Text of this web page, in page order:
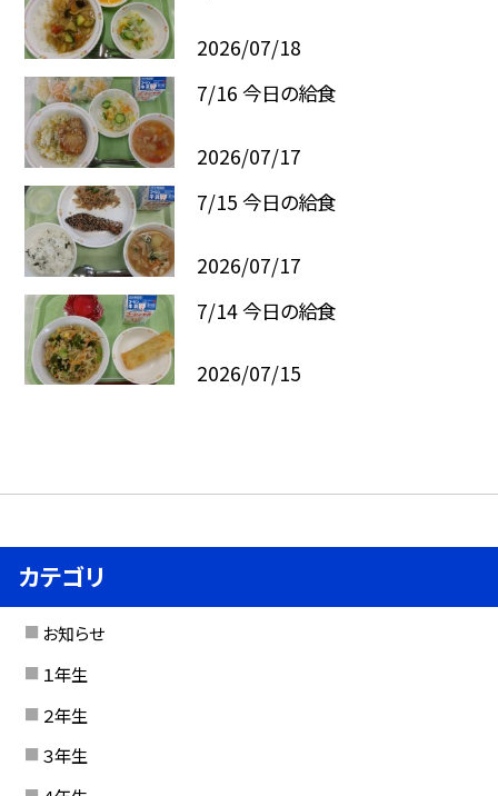
2026/07/18
7/16 今日の給食
2026/07/17
7/15 今日の給食
2026/07/17
7/14 今日の給食
2026/07/15
カテゴリ
お知らせ
１年生
２年生
３年生